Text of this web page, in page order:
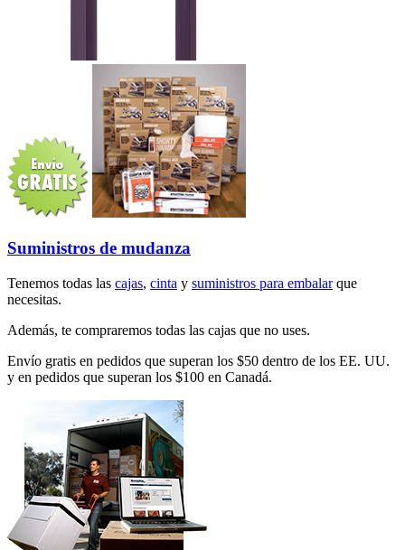
Suministros de mudanza
Tenemos todas las cajas, cinta y suministros para embalarque
necesitas.
Además, te compraremos todas las cajas que no uses.
Envío gratis en pedidos que superan los $50 dentro de los EE. UU.
y en pedidos que superan los $100 en Canadá.